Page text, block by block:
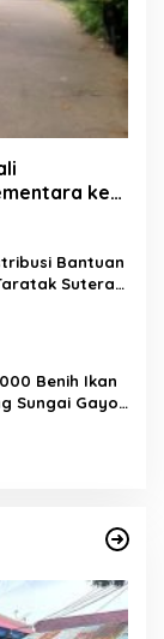
ke
Bantuan
Sutera
Benih Ikan
Sungai Gayo